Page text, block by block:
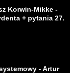
Korwin-Mikke -
+ pytania 27.
- Artur